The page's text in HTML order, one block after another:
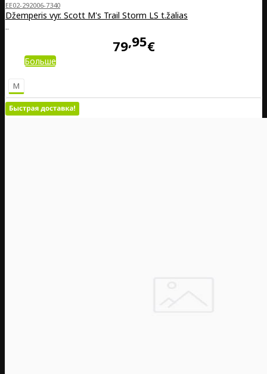
EE02-292006-7340
Džemperis vyr. Scott M's Trail Storm LS t.žalias
..
79 95€
Больше
M